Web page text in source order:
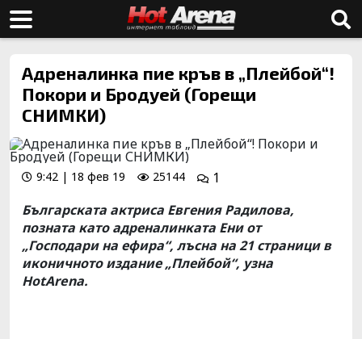
Адреналинка пие кръв в „Плейбой“!
Покори и Бродуей (Горещи
СНИМКИ)
9:42 | 18 фев 19 25144
1
Българската актриса Евгения Радилова,
позната като адреналинката Ени от
„Господари на ефира“, лъсна на 21 страници в
иконичното издание „Плейбой“, узна
HotArena.